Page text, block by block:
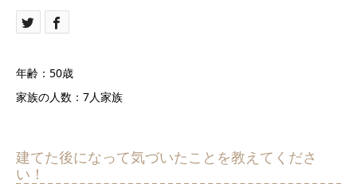
年齢：50歳
家族の人数：7人家族
建てた後になって気づいたことを教えてくださ
い！